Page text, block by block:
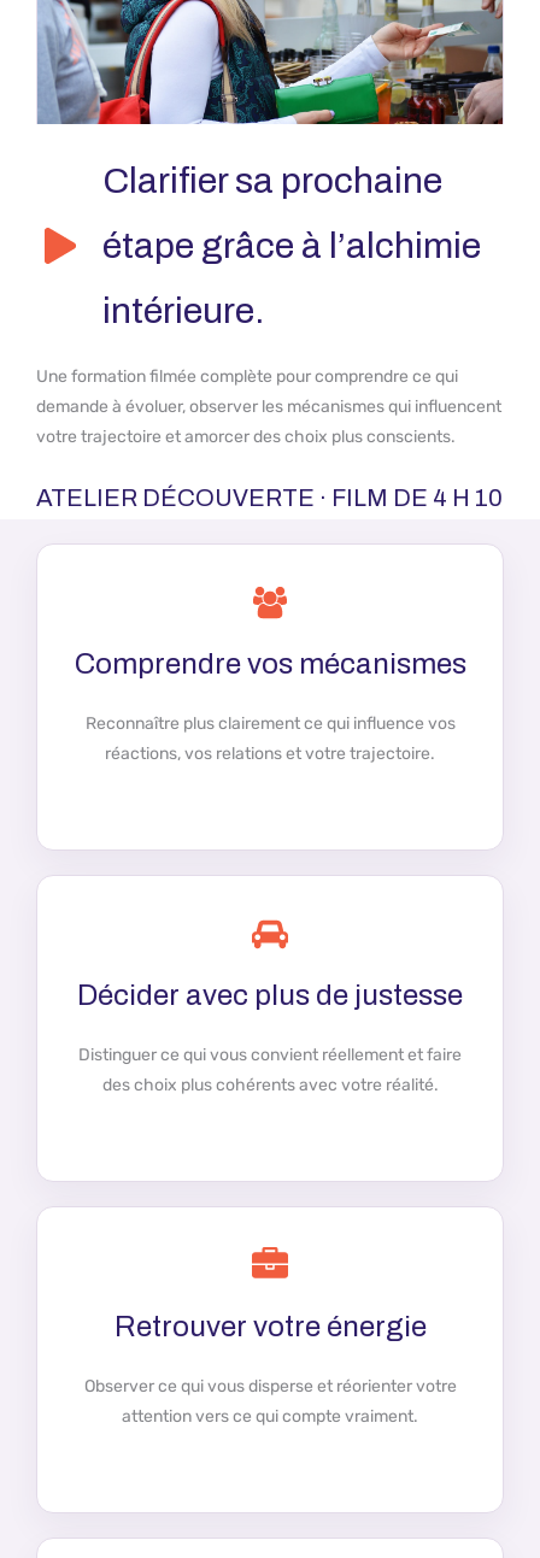
Clarifier sa prochaine
étape grâce à l’alchimie
intérieure.
Une formation filmée complète pour comprendre ce qui
demande à évoluer, observer les mécanismes qui influencent
votre trajectoire et amorcer des choix plus conscients.
ATELIER DÉCOUVERTE · FILM DE 4 H 10
Comprendre vos mécanismes
Reconnaître plus clairement ce qui influence vos
réactions, vos relations et votre trajectoire.
Décider avec plus de justesse
Distinguer ce qui vous convient réellement et faire
des choix plus cohérents avec votre réalité.
Retrouver votre énergie
Observer ce qui vous disperse et réorienter votre
attention vers ce qui compte vraiment.